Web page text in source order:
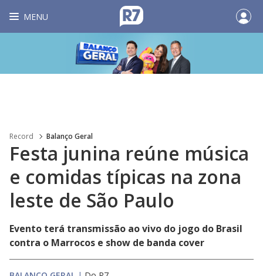
MENU
Record Balanço Geral
Festa junina reúne música
e comidas típicas na zona
leste de São Paulo
Evento terá transmissão ao vivo do jogo do Brasil
contra o Marrocos e show de banda cover